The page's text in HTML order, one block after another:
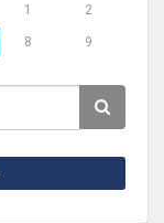
1 2
8 9